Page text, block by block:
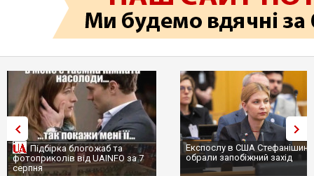
Підбірка блогожаб та
фотоприколів від UAINFO за 7
серпня
Експослу в США
обрали запобіжний захід